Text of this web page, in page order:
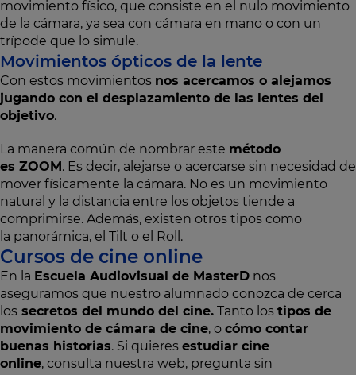
movimiento físico, que consiste en el nulo movimiento
de la cámara, ya sea con cámara en mano o con un
trípode que lo simule.
Movimientos ópticos de la lente
Con estos movimientos nos acercamos o alejamos
jugando con el desplazamiento de las lentes del
objetivo.
La manera común de nombrar este método
es ZOOM. Es decir, alejarse o acercarse sin necesidad de
mover físicamente la cámara. No es un movimiento
natural y la distancia entre los objetos tiende a
comprimirse. Además, existen otros tipos como
la panorámica, el Tilt o el Roll.
Cursos de cine online
En la Escuela Audiovisual de MasterD nos
aseguramos que nuestro alumnado conozca de cerca
los secretos del mundo del cine. Tanto los tipos de
movimiento de cámara de cine, o cómo contar
buenas historias. Si quieres estudiar cine
online, consulta nuestra web, pregunta sin